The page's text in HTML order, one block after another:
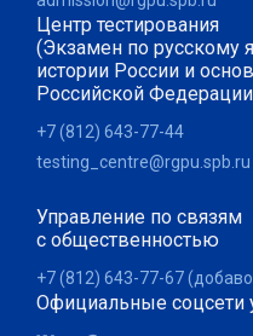
Центр тестирования
(Экзамен по русскому
истории России и
Российской
+7 (812) 643-77-44
testing_centre@rgpu.spb.ru
Управление по связям
с общественностью
+7 (812) 643-77-67
Официальные соцсети